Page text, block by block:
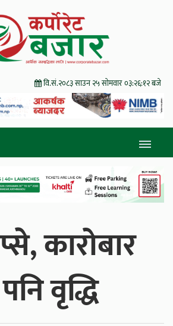
वि.सं.२०८३ साउन २५ सोमवार०३:२६:१३ बजे
कारोबार
वृद्धि